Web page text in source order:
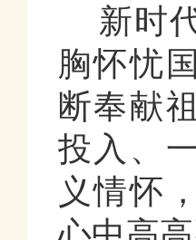
新时
胸怀忧
断奉献
投入、
义情怀